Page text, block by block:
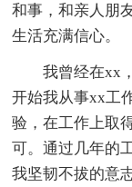
和事，和亲人朋
生活充满信心。
我曾经在xx
开始我从事xx工
验，在工作上取
可。通过几年的
我坚韧不拔的意